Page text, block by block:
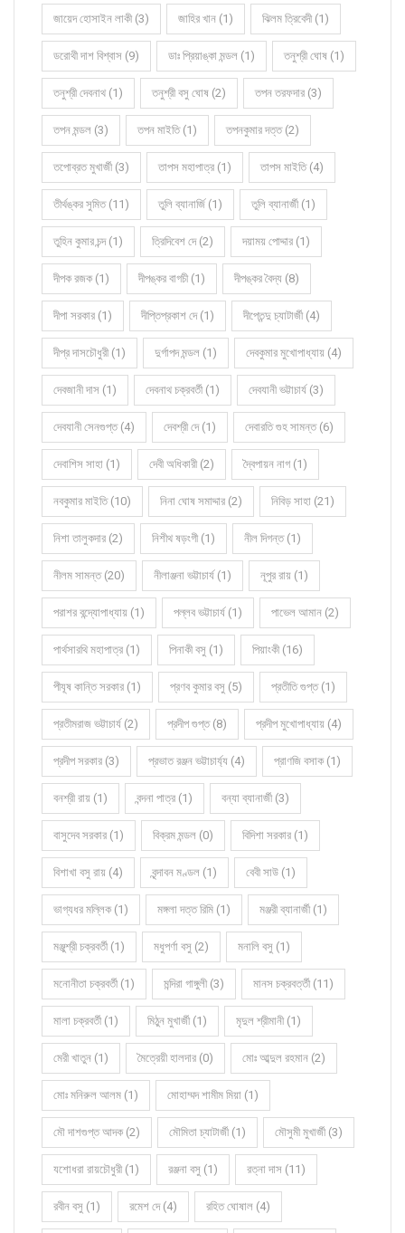
জায়েদ হোসাইন লাকী (3) জাহির খান (1) ঝিলম ত্রিবেদী (1)
ডরোথী দাশ বিশ্বাস (9) ডাঃ প্রিয়াঙ্কা মন্ডল (1) তনুশ্রী ঘোষ (1)
তনুশ্রী দেবনাথ (1) তনুশ্রী বসু ঘোষ (2) তপন তরফদার (3)
তপন মন্ডল (3) তপন মাইতি (1) তপনকুমার দত্ত (2)
তপোব্রত মুখার্জী (3) তাপস মহাপাত্র (1) তাপস মাইতি (4)
তীর্থঙ্কর সুমিত (11) তুলি ব্যানার্জি (1) তুলি ব্যানার্জী (1)
তুহিন কুমার চন্দ (1) ত্রিদিবেশ দে (2) দয়াময় পোদ্দার (1)
দীপক রজক (1) দীপঙ্কর বাগচী (1) দীপঙ্কর বৈদ্য (8)
দীপা সরকার (1) দীপ্তিপ্রকাশ দে (1) দীপ্তেন্দু চ্যাটার্জী (4)
দীপ্র দাসচৌধুরী (1) দুর্গাপদ মন্ডল (1) দেবকুমার মুখোপাধ্যায় (4)
দেবজানী দাস (1) দেবনাথ চক্রবর্তী (1) দেবযানী ভট্টাচার্য (3)
দেবযানী সেনগুপ্ত (4) দেবশ্রী দে (1) দেবারতি গুহ সামন্ত (6)
দেবাশিস সাহা (1) দেবী অধিকারী (2) দ্বৈপায়ন নাগ (1)
নবকুমার মাইতি (10) নিনা ঘোষ সমাদ্দার (2) নিবিড় সাহা (21)
নিশা তালুকদার (2) নিশীথ ষড়ংগী (1) নীল দিগন্ত (1)
নীলম সামন্ত (20) নীলাঞ্জনা ভট্টাচার্য (1) নূপুর রায় (1)
পরাশর বন্দ্যোপাধ্যায় (1) পল্লব ভট্টাচার্য (1) পাভেল আমান (2)
পার্থসারথি মহাপাত্র (1) পিনাকী বসু (1) পিয়াংকী (16)
পীযূষ কান্তি সরকার (1) প্রণব কুমার বসু (5) প্রতীতি গুপ্ত (1)
প্রতীমরাজ ভট্টাচার্য (2) প্রদীপ গুপ্ত (8) প্রদীপ মুখোপাধ্যায় (4)
প্রদীপ সরকার (3) প্রভাত রঞ্জন ভট্টাচার্য্য (4) প্রাণজি বসাক (1)
বনশ্রী রায় (1) বন্দনা পাত্র (1) বন্যা ব্যানার্জী (3)
বাসুদেব সরকার (1) বিক্রম মন্ডল (0) বিদিশা সরকার (1)
বিশাখা বসু রায় (4) বৃন্দাবন মণ্ডল (1) বেবী সাউ (1)
ভাগ্যধর মল্লিক (1) মঙ্গলা দত্ত রিমি (1) মঞ্জরী ব্যানার্জী (1)
মঞ্জুশ্রী চক্রবর্তী (1) মধুপর্ণা বসু (2) মনালি বসু (1)
মনোনীতা চক্রবর্তী (1) মন্দিরা গাঙ্গুলী (3) মানস চক্রবর্ত্তী (11)
মালা চক্রবর্তী (1) মিঠুন মুখার্জী (1) মৃদুল শ্রীমানী (1)
মেরী খাতুন (1) মৈত্রেয়ী হালদার (0) মোঃ আব্দুল রহমান (2)
মোঃ মনিরুল আলম (1) মোহাম্মদ শামীম মিয়া (1)
মৌ দাশগুপ্ত আদক (2) মৌমিতা চ্যাটার্জী (1) মৌসুমী মুখার্জী (3)
যশোধরা রায়চৌধুরী (1) রঞ্জনা বসু (1) রত্না দাস (11)
রবীন বসু (1) রমেশ দে (4) রহিত ঘোষাল (4)